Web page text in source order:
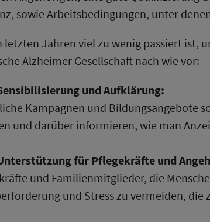
sowie Arbeitsbedingungen, unter
letzten Jahren viel zu wenig passiert ist,
Alzheimer Gesellschaft nach wie vor:
und Aufklärung:
Kampagnen und Bildungsangebote
und darüber informieren, wie man
für Pflegekräfte und
und Familienmitglieder, die
und Stress zu vermeiden,